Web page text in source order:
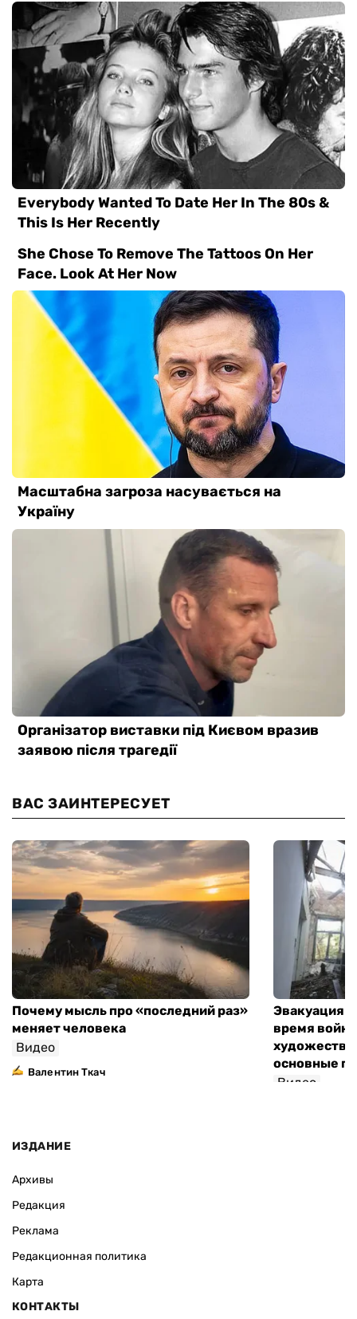
ВАС ЗАИНТЕРЕСУЕТ
Почему мысль про «последний раз»
меняет человека
Видео
Валентин Ткач
Эвакуация
время
основные
Видео
ИЗДАНИЕ
Архивы
Редакция
Реклама
Редакционная политика
Карта
КОНТАКТЫ